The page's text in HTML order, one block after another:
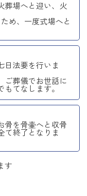
葬場へと迎い、火
め、一度式場へと
日法要を行いま
ご葬儀でお世話に
もてなします。
骨を骨壷へと収骨
て終了となりま
す